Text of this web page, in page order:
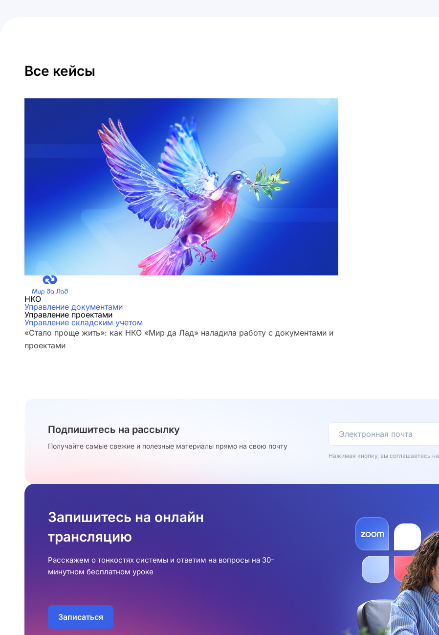
Все кейсы
НКО
Управление документами
Управление проектами
Управление складским учетом
«Стало проще жить»: как НКО «Мир да Лад» наладила работу с документами и
проектами
Подпишитесь на рассылку
Получайте самые свежие и полезные материалы прямо на свою почту
Нажимая кнопку, вы соглашаетесь на
Запишитесь на онлайн
трансляцию
Расскажем о тонкостях системы и ответим на вопросы на 30-
минутном бесплатном уроке
Записаться